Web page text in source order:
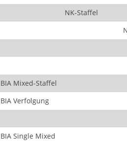
NK-Staffel
BIA Mixed-Staffel
BIA Verfolgung
BIA Single Mixed